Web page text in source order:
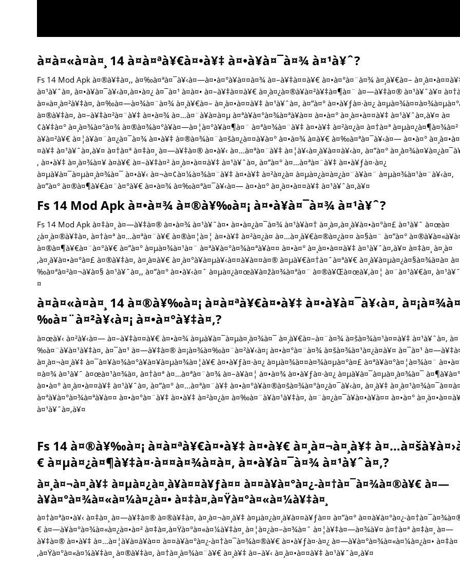
à¤à¤«à¤à¤¸ 14 à¤à¤ªà¥€à¤•à¥‡ à¤•à¥à¤¯à¤¾ à¤¹à¥ˆ?
Fs 14 Mod Apk à¤®à¥‡à¤‚, à¤‰à¤ªà¤¯à¥‹à¤—à¤•à¤°à¥à¤¤à¤¾ à¤–à¥‡à¤¤à¥€ à¤•à¤°à¤¨à¤¾ à¤¸à¥€à¤–
à¤¹à¥ˆà¤‚ à¤•à¥à¤¯à¥‹à¤‚à¤•à¤¿ à¤¯à¤¹ à¤à¤• à¤–à¥‡à¤¤à¥€ à¤¸à¤¿à¤®à¥à¤²à¥‡à¤¶à¤¨ à¤—à¥‡à¤® à¤¹à¥ˆà¥¤
à¤«à¤¸à¤²à¥‡à¤‚ à¤‰à¤—à¤¾à¤¨à¤¾ à¤¸à¥€à¤– à¤¸à¤•à¤¤à¥‡ à¤¹à¥ˆà¤‚ à¤”à¤° à¤•à¥ƒà¤·à¤¿
à¤®à¥‡à¤‚ à¤–à¥‡à¤²à¤¨à¥‡ à¤•à¤¾ à¤…à¤¨à¥à¤­à¤µ à¤ªà¥à¤°à¤¾à¤ªà¥à¤¤ à¤•à¤° à¤¸à¤•à¤¤à¥‡ à¤¹à¥ˆà¤‚à¥¤ à¤
¢à¥‡à¤° à¤¸à¤¾à¤°à¤¾ à¤®à¤¾à¤°à¥à¤—à¤¦à¤°à¥à¤¶à¤¨ à¤ªà¤¾à¤¨à¥‡ à¤•à¥‡ à¤²à¤¿à¤ à¤†à¤ª à¤µà¤¿à¤¶à¤¾à¤²
à¥à¤²à¥€ à¤¦à¥à¤¨à¤¿à¤¯à¤¾ à¤•à¥‡ à¤®à¤¾à¤¨à¤šà¤¿à¤¤à¥à¤° à¤•à¤¾ à¤­à¥€ à¤‰à¤ªà¤¯à¥‹à¤— à¤•à¤° à¤¸à¤•à¤
¤à¥‡ à¤¹à¥ˆà¤‚à¥¤ à¤†à¤ª à¤‡à¤¸ à¤—à¥‡à¤® à¤•à¥‹ à¤…à¤ªà¤¨à¥‡ à¤¦à¥‹à¤¸à¥à¤¤à¥‹à¤‚ à¤”à¤°
‚ à¤•à¥‡ à¤¸à¤¾à¤¥ à¤­à¥€ à¤–à¥‡à¤² à¤¸à¤•à¤¤à¥‡ à¤¹à¥ˆà¤‚ à¤”à¤° à¤…à¤ªà¤¨à¥‡ à¤•à¥ƒà¤·à¤¿
à¤µà¥à¤¯à¤µà¤¸à¤¾à¤¯ à¤•à¥‹ à¤¬à¤¢à¤¼à¤¾à¤¨à¥‡ à¤•à¥‡ à¤²à¤¿à¤ à¤µà¤¿à¤­à¤¿à¤¨à¥à¤¨ à¤µà¤¾à¤¹à¤¨à¥‹à¤‚
à¤”à¤° à¤®à¤¶à¥€à¤¨à¤°à¥€ à¤•à¤¾ à¤‰à¤ªà¤¯à¥‹à¤— à¤•à¤° à¤¸à¤•à¤¤à¥‡ à¤¹à¥ˆà¤‚à¥¤
Fs 14 Mod Apk à¤•à¤¾ à¤®à¥‰à¤¡ à¤•à¥à¤¯à¤¾ à¤¹à¥ˆ?
Fs 14 Mod Apk à¤‡à¤¸ à¤—à¥‡à¤® à¤•à¤¾ à¤¹à¥ˆà¤• à¤•à¤¿à¤¯à¤¾ à¤¹à¥à¤† à¤¸à¤‚à¤¸à¥à¤•à¤°à¤£ à¤¹à¥ˆ à¤œà¤
¿à¤¸à¤®à¥‡à¤‚ à¤†à¤ª à¤…à¤ªà¤¨à¥€ à¤®à¤¦à¤¦ à¤•à¥‡ à¤²à¤¿à¤ à¤…à¤¸à¥€à¤®à¤¿à¤¤ à¤§à¤¨ à¤”à¤°
à¤®à¤¶à¥€à¤¨à¤°à¥€ à¤”à¤° à¤µà¤¾à¤¹à¤¨ à¤ªà¥à¤°à¤¾à¤ªà¥à¤¤ à¤•à¤° à¤¸à¤•à¤¤à¥‡ à¤¹à¥ˆà¤‚à¥¤ à¤‡à¤¸ à¤¸à¤
‚à¤¸à¥à¤•à¤°à¤£ à¤®à¥‡à¤‚ à¤¸à¤­à¥€ à¤¸à¤°à¥à¤µà¥‹à¤¤à¥à¤¤à¤® à¤µà¥€à¤†à¤ˆà¤ªà¥€ à¤¸à¥à¤µà¤¿à¤§à¤¾à¤à¤ à¤
‰à¤ªà¤²à¤¬à¥à¤§ à¤¹à¥ˆà¤‚, à¤”à¤° à¤•à¥‹à¤ˆ à¤µà¤¿à¤œà¥à¤žà¤¾à¤ªà¤¨ à¤®à¥Œà¤œà¥‚à¤¦ à¤¨à¤¹à¥€à¤‚
¤
à¤à¤«à¤à¤¸ 14 à¤®à¥‰à¤¡ à¤à¤ªà¥€à¤•à¥‡ à¤•à¥à¤¯à¥‹à¤‚ à¤¡à¤¾à¤
‰à¤¨à¤²à¥‹à¤¡ à¤•à¤°à¥‡à¤‚?
à¤œà¥‹ à¤²à¥‹à¤— à¤–à¥‡à¤¤à¥€ à¤•à¤¾ à¤µà¥à¤¯à¤µà¤¸à¤¾à¤¯ à¤¸à¥€à¤–à¤¨à¤¾ à¤šà¤¾à¤¹à¤¤à¥‡ à¤¹à¥ˆà¤‚ à¤
‰à¤¨à¥à¤¹à¥‡à¤‚ à¤¯à¤¹ à¤—à¥‡à¤® à¤¡à¤¾à¤‰à¤¨à¤²à¥‹à¤¡ à¤•à¤°à¤¨à¤¾ à¤šà¤¾à¤¹à¤¿à¤à¥¤ à¤¯à¤¹
à¤¸à¤¬à¤¸à¥‡ à¤¯à¤¥à¤¾à¤°à¥à¤¥à¤µà¤¾à¤¦à¥€ à¤•à¥ƒà¤·à¤¿ à¤µà¤¾à¤¤à¤¾à¤µà¤°à¤£ à¤ªà¥à¤°à¤¦à¤¾à¤¨
¤à¤¾ à¤¹à¥ˆ à¤œà¤¹à¤¾à¤‚ à¤†à¤ª à¤…à¤ªà¤¨à¤¾ à¤–à¥à¤¦ à¤•à¤¾ à¤•à¥ƒà¤·à¤¿ à¤µà¥à¤¯à¤µà¤¸à¤¾à¤¯
à¤•à¤° à¤¸à¤•à¤¤à¥‡ à¤¹à¥ˆà¤‚ à¤”à¤° à¤…à¤ªà¤¨à¥‡ à¤•à¤°à¥à¤®à¤šà¤¾à¤°à¤¿à¤¯à¥‹à¤‚ à¤¸à¥‡
à¤ªà¥à¤°à¤¾à¤ªà¥à¤¤ à¤•à¤°à¤¨à¥‡ à¤•à¥‡ à¤²à¤¿à¤ à¤‰à¤¨à¥à¤¹à¥‡à¤‚ à¤¨à¤¿à¤¯à¥à¤•à¥à¤¤ à¤•à¤°
à¤¹à¥ˆà¤‚à¥¤
Fs 14 à¤®à¥‰à¤¡ à¤à¤ªà¥€à¤•à¥‡ à¤•à¥€ à¤¸à¤¬à¤¸à¥‡
€ à¤µà¤¿à¤¶à¥‡à¤·à¤¤à¤¾à¤à¤‚ à¤•à¥à¤¯à¤¾ à¤¹à¥ˆà¤‚?
à¤¸à¤¬à¤¸à¥‡ à¤µà¤¿à¤¸à¥à¤¤à¥ƒà¤¤ à¤¤à¥à¤°à¤¿-à¤†à¤¯à¤¾à¤®à¥€ à¤—
à¥à¤°à¤¾à¤«à¤¼à¤¿à¤• à¤‡à¤‚à¤Ÿà¤°à¤«à¤¼à¥‡à¤¸
à¤†à¤ªà¤•à¥‹ à¤‡à¤¸ à¤—à¥‡à¤® à¤®à¥‡à¤‚ à¤¸à¤¬à¤¸à¥‡ à¤µà¤¿à¤¸à¥à¤¤à¥ƒà¤¤ à¤”à¤° à¤¤à¥à¤°à¤¿-
€ à¤—à¥à¤°à¤¾à¤«à¤¿à¤•à¤² à¤‡à¤‚à¤Ÿà¤°à¤«à¤¼à¥‡à¤¸ à¤¦à¤¿à¤–à¤¾à¤ˆ à¤¦à¥‡à¤—à¤¾à¥¤ à¤†à¤ª à¤‡à¤¸ à¤—
à¥‡à¤® à¤•à¥‡ à¤…à¤¦à¥à¤­à¥à¤¤ à¤¤à¥à¤°à¤¿-à¤†à¤¯à¤¾à¤®à¥€ à¤•à¥ƒà¤·à¤¿ à¤—à¥à¤°à¤¾à¤«à¤¼à¤¿à¤• à¤‡à¤
‚à¤Ÿà¤°à¤«à¤¼à¥‡à¤¸ à¤®à¥‡à¤‚ à¤†à¤¸à¤¾à¤¨à¥€ à¤¸à¥‡ à¤–à¥‹ à¤¸à¤•à¤¤à¥‡ à¤¹à¥ˆà¤‚à¥¤